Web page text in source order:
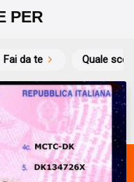
PER
Fai da te Quale